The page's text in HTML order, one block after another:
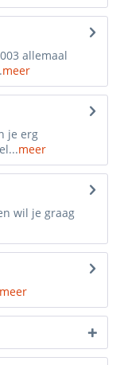
allemaal
meer
je erg
meer
wil je graag
meer